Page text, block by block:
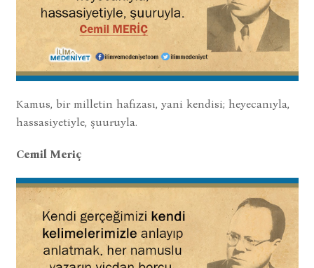
Kamus, bir milletin hafızası, yani kendisi; heyecanıyla,
hassasiyetiyle, şuuruyla.
Cemil Meriç